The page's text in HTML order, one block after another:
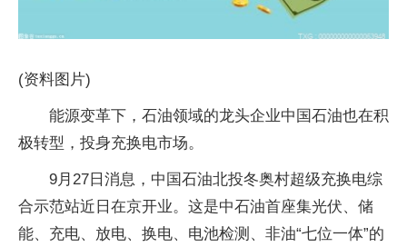
(资料图片)
能源变革下，石油领域的龙头企业中国石油也在积
极转型，投身充换电市场。
9月27日消息，中国石油北投冬奥村超级充换电综
合示范站近日在京开业。这是中石油首座集光伏、储
能、充电、放电、换电、电池检测、非油“七位一体”的